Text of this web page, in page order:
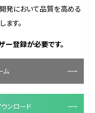
発において品質を高める
ます。
ー登録が必要です。
ム
ンロード